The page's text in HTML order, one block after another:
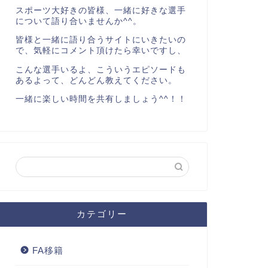
スポーツ大好きの皆様、一緒に好きな選手
について語り合いませんか^^。
皆様と一緒に語り合うサイトにいきたいの
で、気軽にコメント頂けたら幸いですし、
こんな選手いるよ、こういうエピソードも
あるよって、どんどん教えてください。
一緒に楽しい時間を共有しましょう^^！！
カテゴリー
FA移籍